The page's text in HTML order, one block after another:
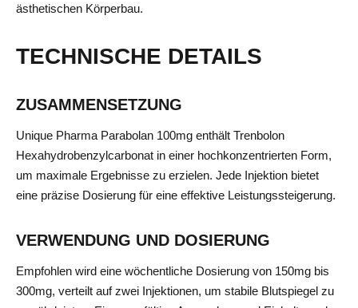
ästhetischen Körperbau.
TECHNISCHE DETAILS
ZUSAMMENSETZUNG
Unique Pharma Parabolan 100mg enthält Trenbolon
Hexahydrobenzylcarbonat in einer hochkonzentrierten Form,
um maximale Ergebnisse zu erzielen. Jede Injektion bietet
eine präzise Dosierung für eine effektive Leistungssteigerung.
VERWENDUNG UND DOSIERUNG
Empfohlen wird eine wöchentliche Dosierung von 150mg bis
300mg, verteilt auf zwei Injektionen, um stabile Blutspiegel zu